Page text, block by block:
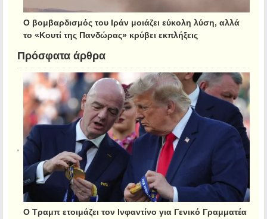
Ο βομβαρδισμός του Ιράν μοιάζει εύκολη λύση, αλλά
το «Κουτί της Πανδώρας» κρύβει εκπλήξεις
Πρόσφατα άρθρα
Ο Τραμπ ετοιμάζει τον Ινφαντίνο για Γενικό Γραμματέα